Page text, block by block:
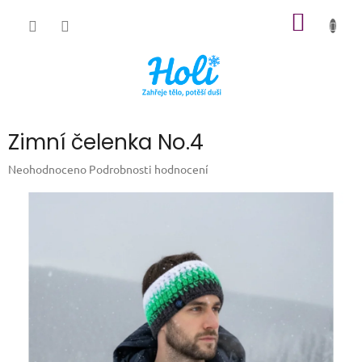
Zimní čelenka No.4
Průměrné
hvězdiček.
Neohodnoceno Podrobnosti hodnocení